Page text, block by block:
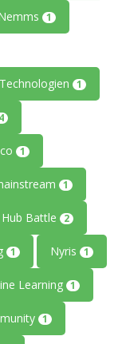
1
1
1
1
Hub Battle 2
1 Nyris 1
Learning 1
1